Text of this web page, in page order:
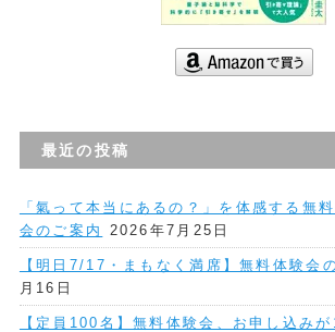
最近の投稿
「氣って本当にあるの？」を体感する無
会のご案内
2026年7月25日
【明日7/17・まもなく満席】無料体験会
月16日
【定員100名】無料体験会、お申し込み